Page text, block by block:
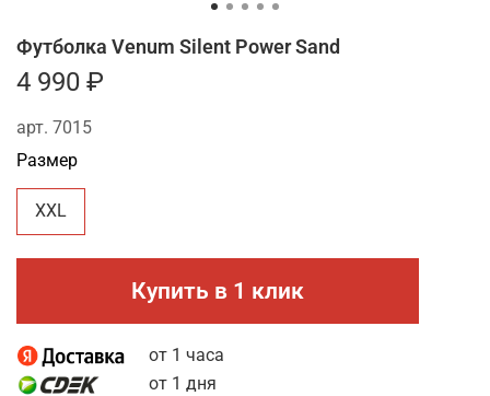
арт. 7015
Футболка Venum Silent Power Sand
4 990 ₽
Купить в 1 клик
от 1 часа
от 1 дня
Размер
XXL